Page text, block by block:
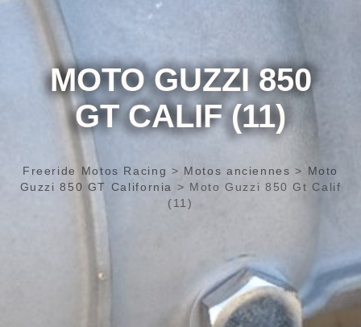
MOTO GUZZI 850
GT CALIF (11)
Freeride Motos Racing > Motos anciennes >
Moto
Guzzi 850 GT California > Moto Guzzi 850 Gt Calif
(11)